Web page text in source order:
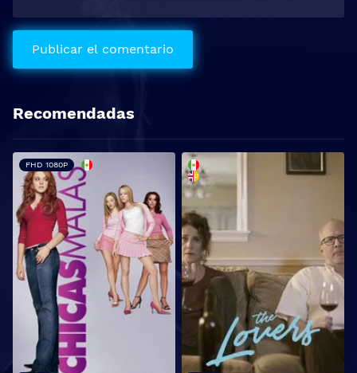
Recomendadas
FHD 1080P